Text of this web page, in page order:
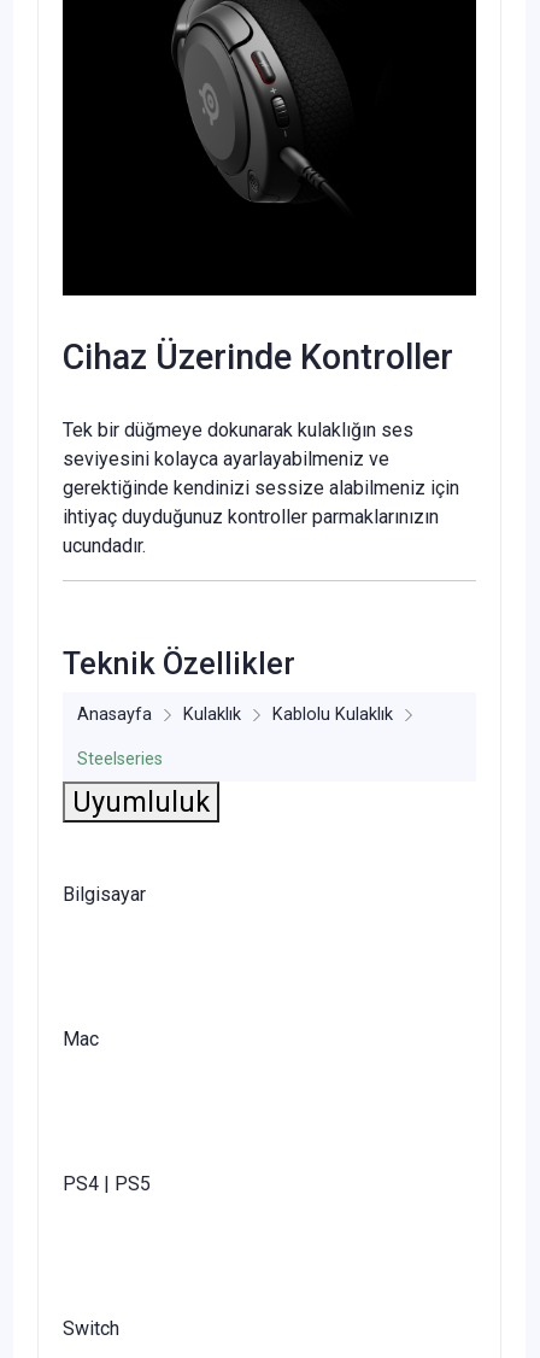
Cihaz Üzerinde Kontroller
Tek bir düğmeye dokunarak kulaklığın ses
seviyesini kolayca ayarlayabilmeniz ve
gerektiğinde kendinizi sessize alabilmeniz için
ihtiyaç duyduğunuz kontroller parmaklarınızın
ucundadır.
Teknik Özellikler
Anasayfa Kulaklık Kablolu Kulaklık
Steelseries
Uyumluluk
Bilgisayar
Mac
PS4 | PS5
Switch